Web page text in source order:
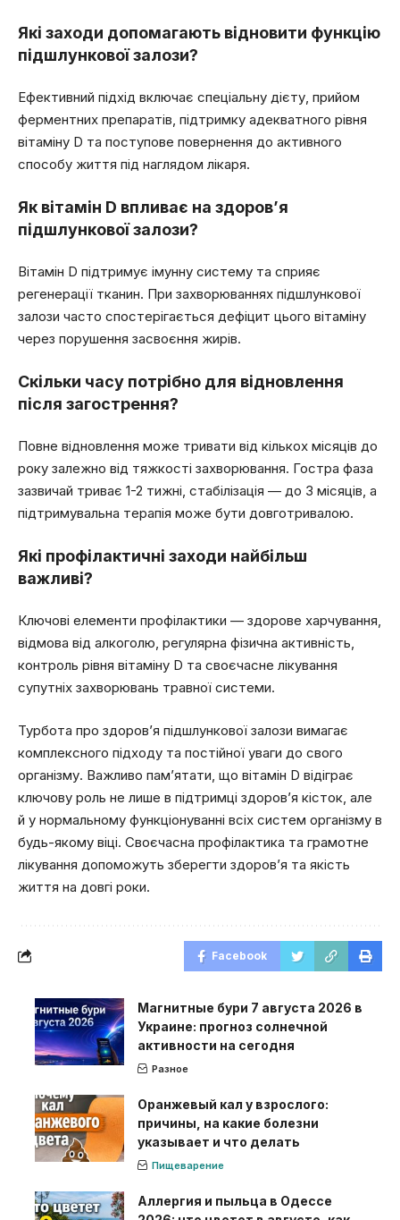
Які заходи допомагають відновити функцію
підшлункової залози?
Ефективний підхід включає спеціальну дієту, прийом
ферментних препаратів, підтримку адекватного рівня
вітаміну D та поступове повернення до активного
способу життя під наглядом лікаря.
Як вітамін D впливає на здоров’я
підшлункової залози?
Вітамін D підтримує імунну систему та сприяє
регенерації тканин. При захворюваннях підшлункової
залози часто спостерігається дефіцит цього вітаміну
через порушення засвоєння жирів.
Скільки часу потрібно для відновлення
після загострення?
Повне відновлення може тривати від кількох місяців до
року залежно від тяжкості захворювання. Гостра фаза
зазвичай триває 1-2 тижні, стабілізація — до 3 місяців, а
підтримувальна терапія може бути довготривалою.
Які профілактичні заходи найбільш
важливі?
Ключові елементи профілактики — здорове харчування,
відмова від алкоголю, регулярна фізична активність,
контроль рівня вітаміну D та своєчасне лікування
супутніх захворювань травної системи.
Турбота про здоров’я підшлункової залози вимагає
комплексного підходу та постійної уваги до свого
організму. Важливо пам’ятати, що вітамін D відіграє
ключову роль не лише в підтримці здоров’я кісток, але
й у нормальному функціонуванні всіх систем організму в
будь-якому віці. Своєчасна профілактика та грамотне
лікування допоможуть зберегти здоров’я та якість
життя на довгі роки.
Facebook
Магнитные бури 7 августа 2026 в
Украине: прогноз солнечной
активности на сегодня
Разное
Оранжевый кал у взрослого:
причины, на какие болезни
указывает и что делать
Пищеварение
Аллергия и пыльца в Одессе